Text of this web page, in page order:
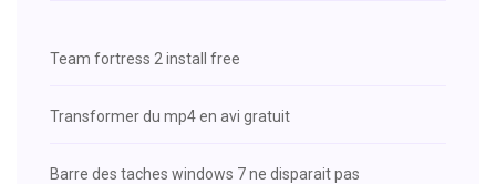
Team fortress 2 install free
Transformer du mp4 en avi gratuit
Barre des taches windows 7 ne disparait pas